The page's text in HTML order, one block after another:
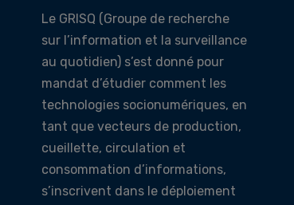
Le GRISQ (Groupe de recherche
sur l’information et la surveillance
au quotidien) s’est donné pour
mandat d’étudier comment les
technologies socionumériques, en
tant que vecteurs de production,
cueillette, circulation et
consommation d’informations,
s’inscrivent dans le déploiement